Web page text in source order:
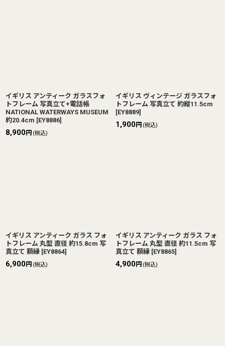
イギリス アンティーク ガラスフォ
トフレーム 写真立て+電話帳
NATIONAL WATERWAYS MUSEUM
約20.4cm [EY8886]
8,900円 (税込)
イギリス ヴィンテージ ガラスフォ
トフレーム 写真立て 約縦11.5cm
[EY8889]
1,900円 (税込)
イギリス アンティーク ガラス フォ
トフレーム 丸型 直径 約15.8cm 写
真立て 額縁 [EY8864]
6,900円 (税込)
イギリス アンティーク ガラス フォ
トフレーム 丸型 直径 約11.5cm 写
真立て 額縁 [EY8865]
4,900円 (税込)